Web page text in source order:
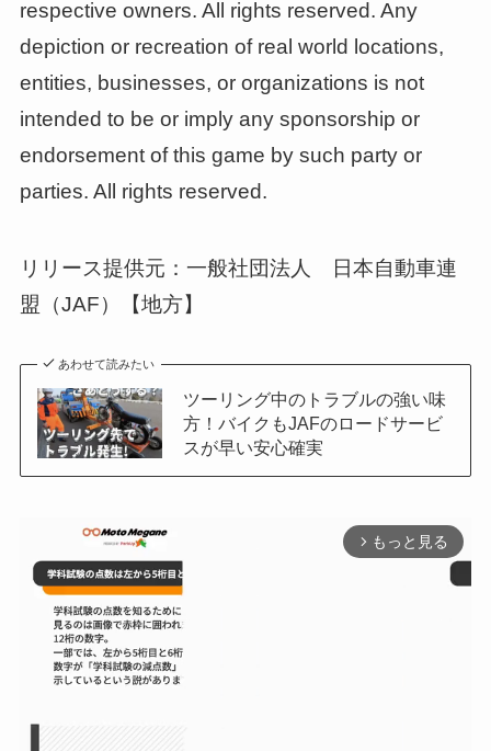
respective owners. All rights reserved. Any
depiction or recreation of real world locations,
entities, businesses, or organizations is not
intended to be or imply any sponsorship or
endorsement of this game by such party or
parties. All rights reserved.
リリース提供元：一般社団法人 日本自動車連
盟（JAF）【地方】
あわせて読みたい
ツーリング中のトラブルの強い味
方！バイクもJAFのロードサービ
スが早い安心確実
arrow_forward_ios もっと見る